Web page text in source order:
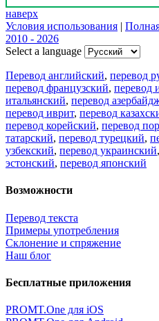
наверх
Условия использования |
2010 - 2026
Select a language
Перевод английский, перевод
перевод французский, перевод
итальянский, перевод
перевод иврит, перевод
перевод корейский, перевод
татарский, перевод турецкий,
узбекский, перевод украинский,
эстонский, перевод японский
Возможности
Перевод текста
Примеры употребления
Склонение и спряжение
Наш блог
Бесплатные приложения
PROMT.One для iOS